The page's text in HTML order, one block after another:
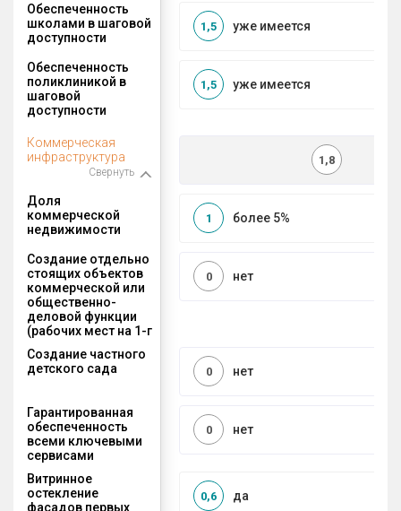
Обеспеченность
школами в шаговой
доступности
уже имеется
1,5
Обеспеченность
поликлиникой в
шаговой
доступности
уже имеется
1,5
Коммерческая
инфраструктура
Свернуть
1,8
Доля
коммерческой
недвижимости
более 5%
1
Создание отдельно
стоящих объектов
коммерческой или
общественно-
деловой функции
(рабочих мест на 1-г
нет
0
Создание частного
детского сада
нет
0
Гарантированная
обеспеченность
всеми ключевыми
сервисами
нет
0
Витринное
остекление
фасадов первых
да
0,6